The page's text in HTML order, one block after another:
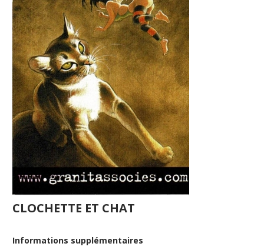
CLOCHETTE ET CHAT
Informations supplémentaires